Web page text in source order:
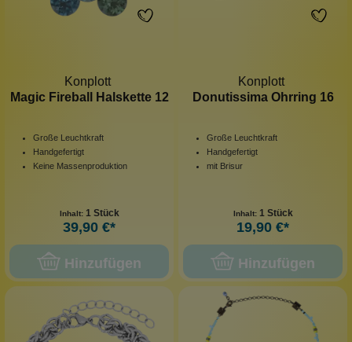
Konplott
Magic Fireball Halskette 12
Große Leuchtkraft
Handgefertigt
Keine Massenproduktion
Inhalt: 1 Stück
39,90 €*
Hinzufügen
Konplott
Donutissima Ohrring 16
Große Leuchtkraft
Handgefertigt
mit Brisur
Inhalt: 1 Stück
19,90 €*
Hinzufügen